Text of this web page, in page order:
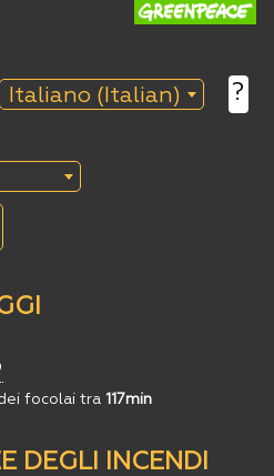
Italiano (Italian) ?
focolai tra 117min
DEGLI INCENDI